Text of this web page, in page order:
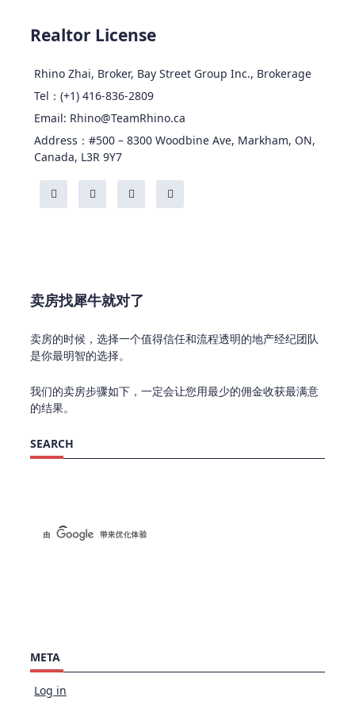
Realtor License
Rhino Zhai, Broker, Bay Street Group Inc., Brokerage
Tel：(+1) 416-836-2809
Email: Rhino@TeamRhino.ca
Address：#500 – 8300 Woodbine Ave, Markham, ON,
Canada, L3R 9Y7
卖房找犀牛就对了
卖房的时候，选择一个值得信任和流程透明的地产经纪团队
是你最明智的选择。
我们的卖房步骤如下，一定会让您用最少的佣金收获最满意
的结果。
SEARCH
META
Log in